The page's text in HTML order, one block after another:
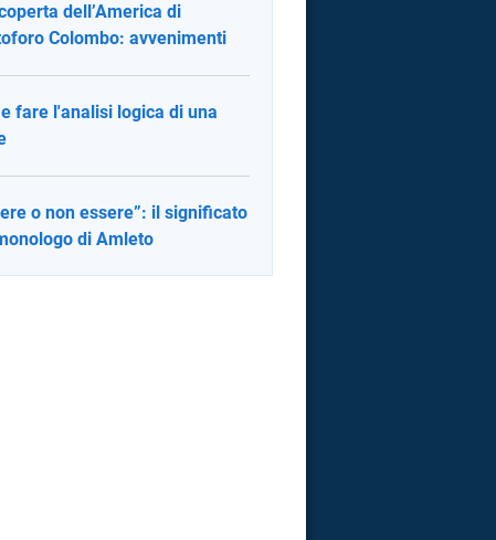
dell’America di
Colombo: avvenimenti
fare l'analisi logica di una
o non essere”: il significato
di Amleto